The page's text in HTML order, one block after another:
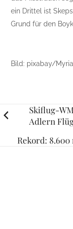
ein Drittel ist
Grund für den
Bild: pixabay/
Posts
navigation
Skiflug-
Adlern
Rekord: